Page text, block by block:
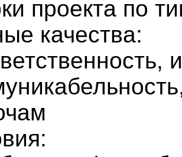
проекта по
качества: